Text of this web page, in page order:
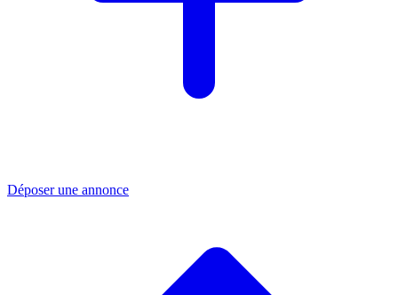
Déposer une annonce